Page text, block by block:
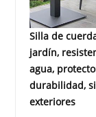
Silla de
jardín,
agua,
durabilidad,
exteriores